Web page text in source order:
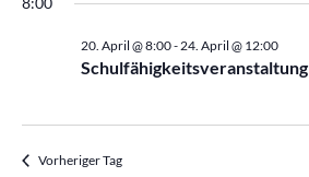
20.
April,
2026Schulfähigkeitsveranstaltung
20. April @ 8:00-24. April @ 12:00
Vorheriger Tag